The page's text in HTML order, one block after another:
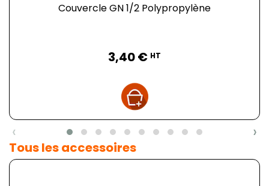
Couvercle GN 1/2 Polypropylène
3,40 € HT
‹ ›
Tous les accessoires